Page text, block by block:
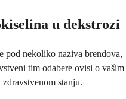
u dekstrozi
pod nekoliko naziva brendova,
tim odabere ovisi o vašim
stanju.